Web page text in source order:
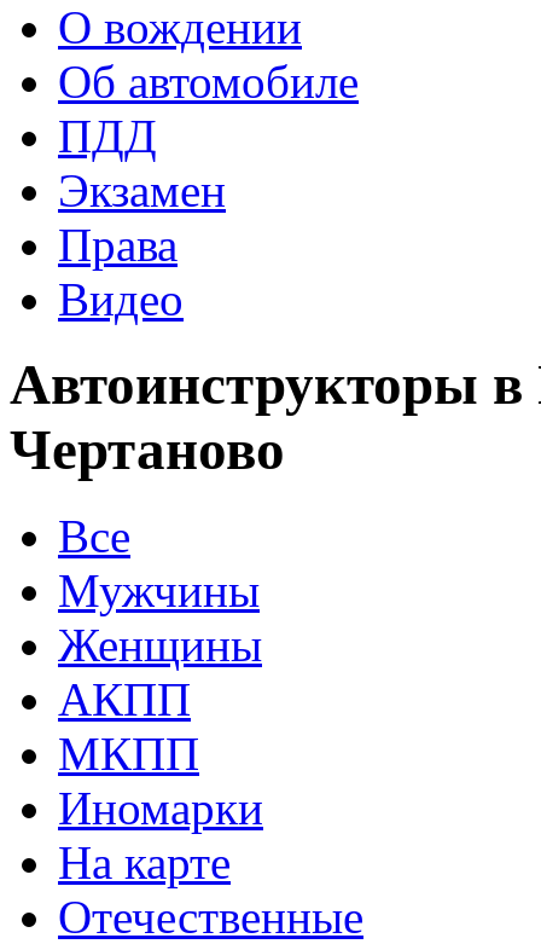
О вождении
Об автомобиле
ПДД
Экзамен
Права
Видео
Автоинструкторы
Чертаново
Все
Мужчины
Женщины
АКПП
МКПП
Иномарки
На карте
Отечественные